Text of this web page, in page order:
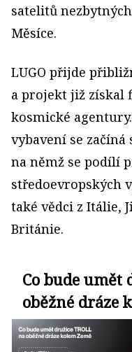
satelitů
Měsíce.
LUGO přijde
a projekt již získal
kosmické
vybavení se
na němž se podílí
středoevropských
také vědci z Itálie,
Británie.
Co bude umět
oběžné dráze